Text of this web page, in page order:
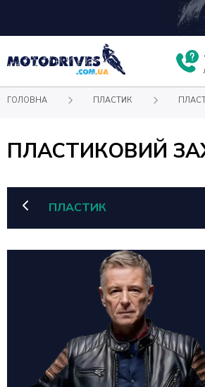
ГОЛОВНА ПЛАСТИК
ПЛАСТИКОВИЙ
ПЛАСТИК